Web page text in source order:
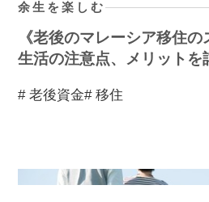
余生を楽しむ
《老後のマレーシア移住
生活の注意点、メリットを
# 老後資金# 移住